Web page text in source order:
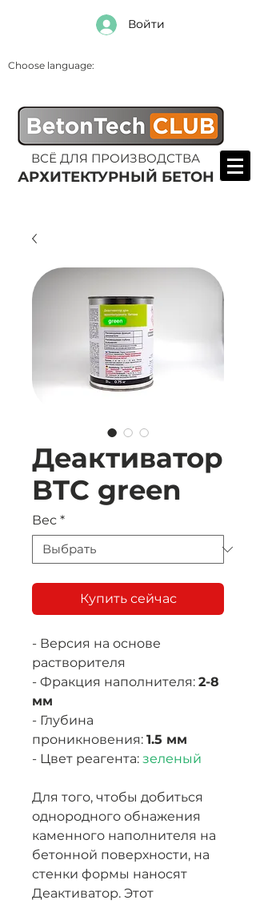
Войти
Choose language:
АРХИТЕКТУРНЫЙ БЕТОН
ВСЁ ДЛЯ ПРОИЗВОДСТВА
Деактиватор
BTC green
Вес *
Купить сейчас
- Версия на основе
растворителя
- Фракция наполнителя: 2-8
мм
- Глубина
проникновения: 1.5 мм
- Цвет реагента: зеленый
Для того, чтобы добиться
однородного обнажения
каменного наполнителя на
бетонной поверхности, на
стенки формы наносят
Деактиватор. Этот